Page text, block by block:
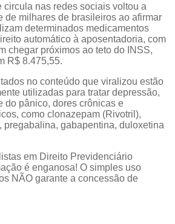
circula nas redes sociais voltou a
de milhares de brasileiros ao afirmar
determinados medicamentos
automático à aposentadoria, com
chegar próximos ao teto do INSS,
R$ 8.475,55.
no conteúdo que viralizou estão
utilizadas para tratar depressão,
do pânico, dores crônicas e
como clonazepam (Rivotril),
pregabalina, gabapentina, duloxetina
em Direito Previdenciário
é enganosa! O simples uso
NÃO garante a concessão de